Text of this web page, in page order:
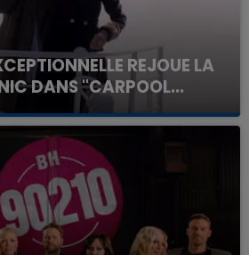
REJOUE LA
DANS "CARPOOL...